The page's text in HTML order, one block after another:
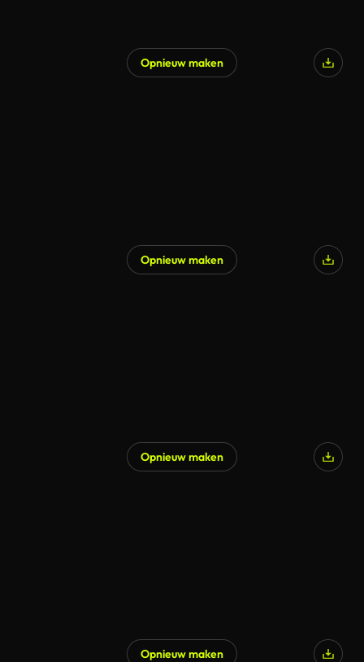
Opnieuw maken
Opnieuw maken
Opnieuw maken
Opnieuw maken